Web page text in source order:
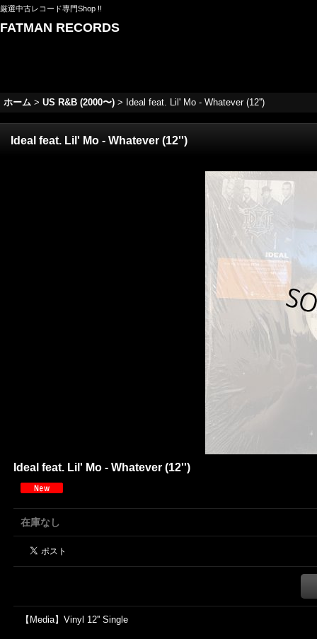
厳選中古レコード専門Shop !!
FATMAN RECORDS
ホーム > US R&B (2000〜) > Ideal feat. Lil' Mo - Whatever (12'')
Ideal feat. Lil' Mo - Whatever (12'')
Ideal feat. Lil' Mo - Whatever (12'')
在庫なし
【Media】Vinyl 12'' Single